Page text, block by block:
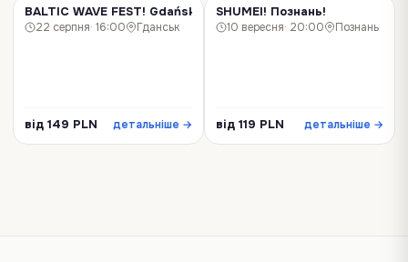
КОНЦЕРТ
BALTIC WAVE FEST! Gdańsk!
22 серпня· 16:00 Гданськ
від 149 PLN детальніше →
КОНЦЕРТ
SHUMEI! Познань!
10 вересня· 20:00 Познань
від 119 PLN детальніше →